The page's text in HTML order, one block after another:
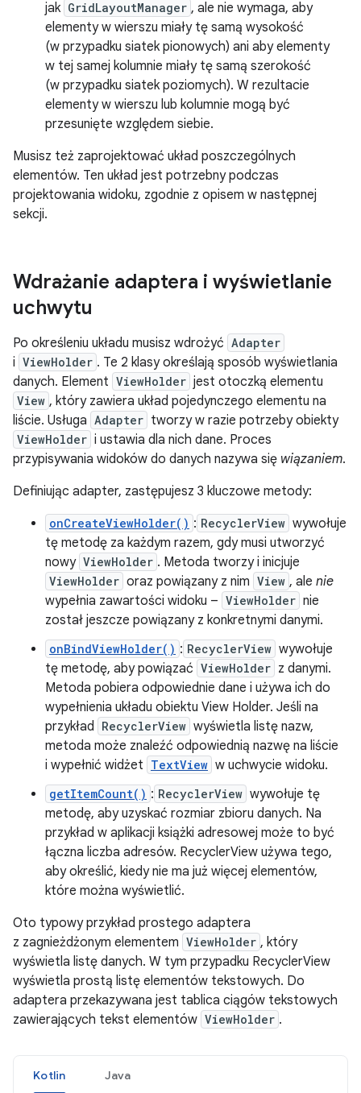
jak GridLayoutManager , ale nie wymaga, aby
elementy w wierszu miały tę samą wysokość
(w przypadku siatek pionowych) ani aby elementy
w tej samej kolumnie miały tę samą szerokość
(w przypadku siatek poziomych). W rezultacie
elementy w wierszu lub kolumnie mogą być
przesunięte względem siebie.
Musisz też zaprojektować układ poszczególnych
elementów. Ten układ jest potrzebny podczas
projektowania widoku, zgodnie z opisem w następnej
sekcji.
Wdrażanie adaptera i wyświetlanie
uchwytu
Po określeniu układu musisz wdrożyć Adapter
i ViewHolder . Te 2 klasy określają sposób wyświetlania
danych. Element ViewHolder jest otoczką elementu
View , który zawiera układ pojedynczego elementu na
liście. Usługa Adapter tworzy w razie potrzeby obiekty
ViewHolder i ustawia dla nich dane. Proces
przypisywania widoków do danych nazywa się wiązaniem.
Definiując adapter, zastępujesz 3 kluczowe metody:
onCreateViewHolder() : RecyclerView wywołuje
tę metodę za każdym razem, gdy musi utworzyć
nowy ViewHolder . Metoda tworzy i inicjuje
ViewHolder oraz powiązany z nim View , ale nie
wypełnia zawartości widoku – ViewHolder nie
został jeszcze powiązany z konkretnymi danymi.
onBindViewHolder() : RecyclerView wywołuje
tę metodę, aby powiązać ViewHolder z danymi.
Metoda pobiera odpowiednie dane i używa ich do
wypełnienia układu obiektu View Holder. Jeśli na
przykład RecyclerView wyświetla listę nazw,
metoda może znaleźć odpowiednią nazwę na liście
i wypełnić widżet TextView w uchwycie widoku.
getItemCount() : RecyclerView wywołuje tę
metodę, aby uzyskać rozmiar zbioru danych. Na
przykład w aplikacji książki adresowej może to być
łączna liczba adresów. RecyclerView używa tego,
aby określić, kiedy nie ma już więcej elementów,
które można wyświetlić.
Oto typowy przykład prostego adaptera
z zagnieżdżonym elementem ViewHolder , który
wyświetla listę danych. W tym przypadku RecyclerView
wyświetla prostą listę elementów tekstowych. Do
adaptera przekazywana jest tablica ciągów tekstowych
zawierających tekst elementów ViewHolder .
Kotlin Java